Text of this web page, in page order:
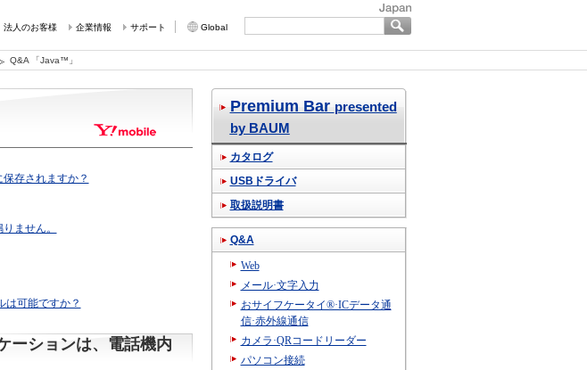
法人のお客様 企業情報 サポート Global
Q&A 「Java™」
存されますか？
ません。
は可能ですか？
ーションは、電話機内
Premium Bar presented
by BAUM
カタログ
USBドライバ
取扱説明書
Q&A
Web
メール·文字入力
おサイフケータイ®·ICデータ通
信·赤外線通信
カメラ·QRコードリーダー
パソコン接続